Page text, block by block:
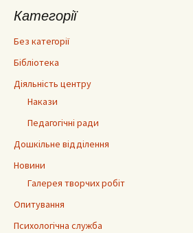
Категорії
Без категорії
Бібліотека
Діяльність центру
Накази
Педагогічні ради
Дошкільне відділення
Новини
Галерея творчих робіт
Опитування
Психологічна служба